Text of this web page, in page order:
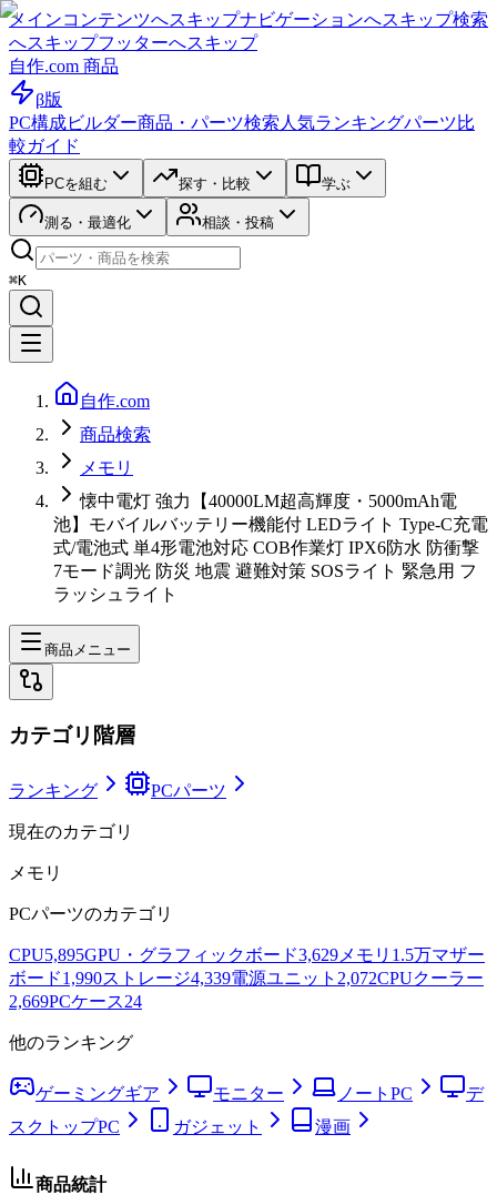
メインコンテンツへスキップナビゲーションへスキップ検索
へスキップフッターへスキップ
自作.com 商品
β版
PC構成ビルダー商品・パーツ検索 人気ランキングパーツ比
較ガイド
PCを組む 探す・比較 学ぶ
測る・最適化 相談・投稿
⌘K
自作.com
商品検索
メモリ
懐中電灯 強力【40000LM超高輝度・5000mAh電
池】モバイルバッテリー機能付 LEDライト Type-C充電
式/電池式 単4形電池対応 COB作業灯 IPX6防水 防衝撃
7モード調光 防災 地震 避難対策 SOSライト 緊急用 フ
ラッシュライト
商品メニュー
カテゴリ階層
ランキング PCパーツ
現在のカテゴリ
メモリ
PCパーツのカテゴリ
CPU5,895GPU・グラフィックボード3,629メモリ 1.5万マザー
ボード1,990ストレージ4,339電源ユニット 2,072CPUクーラー
2,669PCケース24
他のランキング
ゲーミングギア モニター ノートPC
デ
スクトップPC
ガジェット 漫画
商品統計